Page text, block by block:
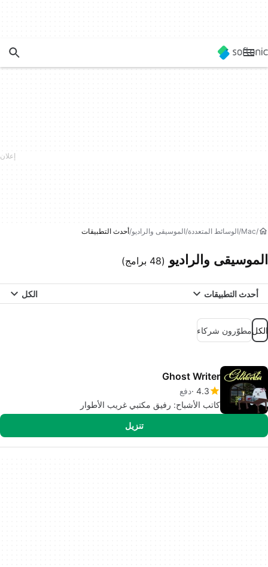
Mac الوسائط المتعددة الموسيقى والراديو أحدث التطبيقات
الموسيقى والراديو (48 برامج)
أحدث التطبيقات الكل
الكلمطوّرون شركاء
Ghost Writer
4.3 دفع
كاتب الأشباح: رفيق مكتبي غريب الأطوار
تنزيل